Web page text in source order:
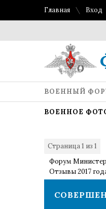
Главная Вход
ВОЕННЫЙ
ВОЕННОЕ
Страница1 из 1
Форум
Отзывы 2017